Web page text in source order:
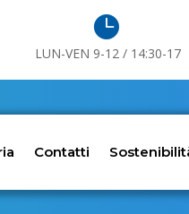

LUN-VEN 9-12 / 14:30-17
Contatti